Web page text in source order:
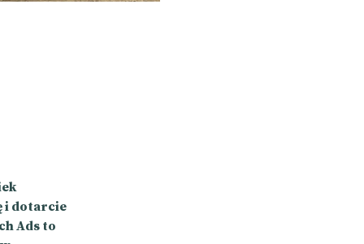
i dotarcie
Ads to